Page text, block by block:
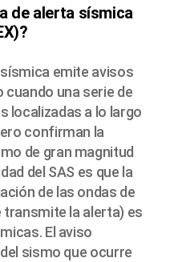
de alerta sísmica
emite avisos
cuando una serie de
localizadas a lo largo
confirman la
de gran magnitud
del SAS es que la
de las ondas de
transmite la alerta) es
El aviso
sismo que ocurre